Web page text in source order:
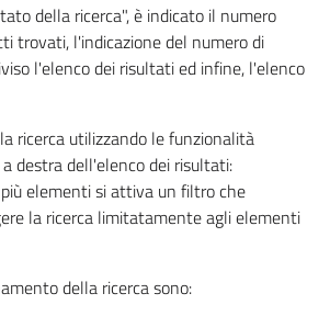
della ricerca", è indicato il numero
trovati, l'indicazione del numero di
l'elenco dei risultati ed infine, l'elenco
ricerca utilizzando le funzionalità
destra dell'elenco dei risultati:
elementi si attiva un filtro che
la ricerca limitatamente agli elementi
della ricerca sono: